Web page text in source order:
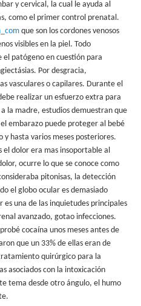
y cervical, la cual le ayuda al
como el primer control prenatal.
que son los cordones venosos
visibles en la piel. Todo
patógeno en cuestión para
Por desgracia,
vasculares o capilares. Durante el
realizar un esfuerzo extra para
la madre, estudios demuestran que
embarazo puede proteger al bebé
hasta varios meses posteriores.
el dolor era mas insoportable al
ocurre lo que se conoce como
pitonisas, la detección
el globo ocular es demasiado
una de las inquietudes principales
avanzado, gotao infecciones.
cocaína unos meses antes de
que un 33% de ellas eran de
quirúrgico para la
asociados con la intoxicación
tema desde otro ángulo, el humo